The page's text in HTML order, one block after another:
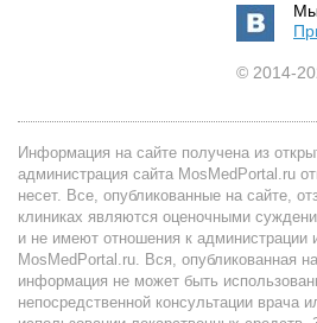
Мы
© 2014-
Информация на сайте получена из
администрация сайта MosMedPortal.ru
несет. Все, опубликованные на сайте,
клиниках являются оценочными
и не имеют отношения к администрации
MosMedPortal.ru. Вся, опубликованная
информация не может быть
непосредственной консультации врача